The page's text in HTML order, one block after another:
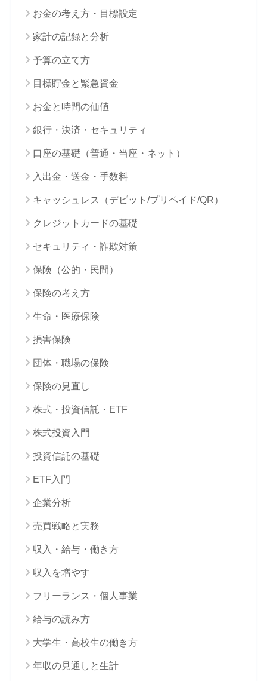
お金の考え方・目標設定
家計の記録と分析
予算の立て方
目標貯金と緊急資金
お金と時間の価値
銀行・決済・セキュリティ
口座の基礎（普通・当座・ネット）
入出金・送金・手数料
キャッシュレス（デビット/プリペイド/QR）
クレジットカードの基礎
セキュリティ・詐欺対策
保険（公的・民間）
保険の考え方
生命・医療保険
損害保険
団体・職場の保険
保険の見直し
株式・投資信託・ETF
株式投資入門
投資信託の基礎
ETF入門
企業分析
売買戦略と実務
収入・給与・働き方
収入を増やす
フリーランス・個人事業
給与の読み方
大学生・高校生の働き方
年収の見通しと生計